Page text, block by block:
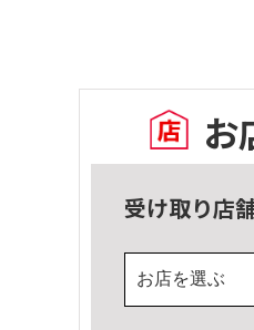
お
受け取り店
お店を選ぶ